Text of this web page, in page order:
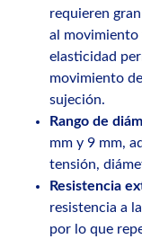
requieren
al movimiento
elasticidad
movimiento
sujeción.
Rango de
mm y 9 mm,
tensión,
Resistencia
resistencia a
por lo que